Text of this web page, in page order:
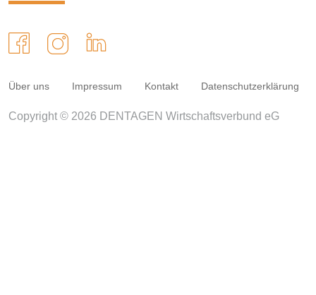
Über uns Impressum Kontakt Datenschutzerklärung
Copyright © 2026 DENTAGEN Wirtschaftsverbund eG